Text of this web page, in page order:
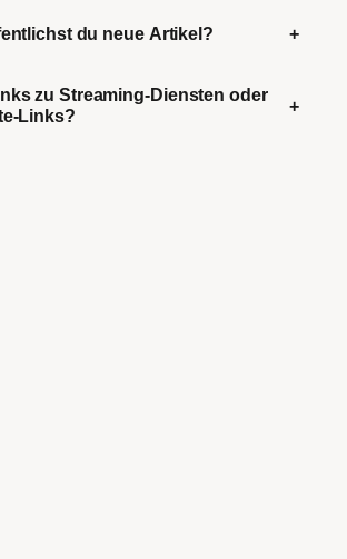
du neue Artikel? +
zu Streaming-Diensten oder
Links?
+